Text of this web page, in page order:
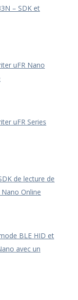
– SDK et
uFR Nano
uFR Series
de lecture de
Online
BLE HID et
avec un